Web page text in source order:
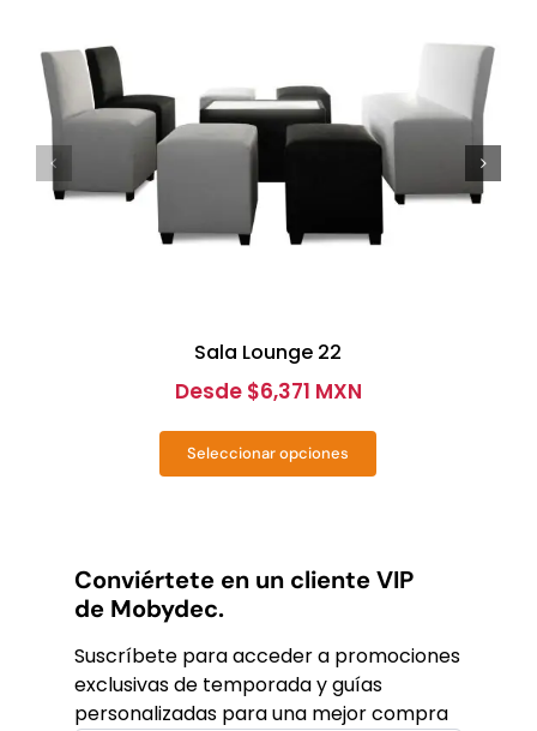
Sala Lounge 22
Desde $6,371 MXN
Seleccionar opciones
Este
variantes.
Las
pueden
elegir
en
Conviértete en un cliente VIP
de Mobydec.
Suscríbete para acceder a promociones
exclusivas de temporada y guías
personalizadas para una mejor compra